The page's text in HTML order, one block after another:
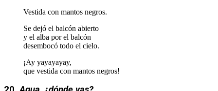
Vestida con mantos negros.
Se dejó el balcón abierto
y el alba por el balcón
desembocó todo el cielo.
¡Ay yayayayay,
que vestida con mantos negros!